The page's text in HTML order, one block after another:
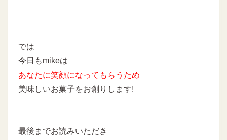
では
今日もmikeは
あなたに笑顔になってもらうため
美味しいお菓子をお創りします!
最後までお読みいただき